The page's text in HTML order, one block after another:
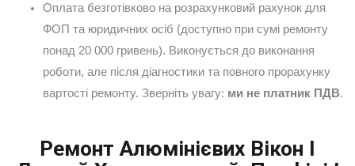
Оплата безготівково на розрахунковий рахунок для
ФОП та юридичних осіб (доступно при сумі ремонту
понад 20 000 гривень). Виконується до виконання
роботи, але після діагностики та повного прорахунку
вартості ремонту. Зверніть увагу: ми не платник ПДВ.
Ремонт Алюмінієвих Вікон І